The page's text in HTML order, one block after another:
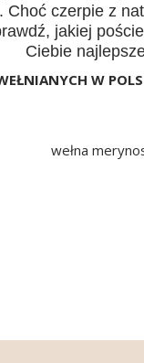
Choć czerpie z
jakiej
Ciebie
W